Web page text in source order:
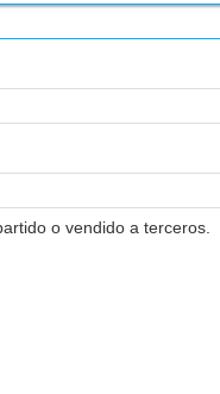
o vendido a terceros.